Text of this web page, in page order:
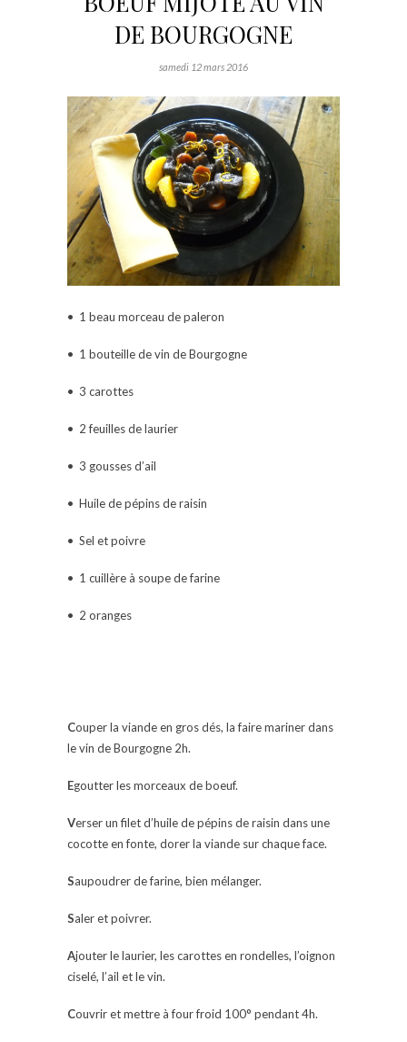
DE BOURGOGNE
samedi 12 mars 2016
• 1 beau morceau de paleron
• 1 bouteille de vin de Bourgogne
• 3 carottes
• 2 feuilles de laurier
• 3 gousses d’ail
• Huile de pépins de raisin
• Sel et poivre
• 1 cuillère à soupe de farine
• 2 oranges
Couper la viande en gros dés, la faire mariner dans
le vin de Bourgogne 2h.
Egoutter les morceaux de boeuf.
Verser un filet d’huile de pépins de raisin dans une
cocotte en fonte, dorer la viande sur chaque face.
Saupoudrer de farine, bien mélanger.
Saler et poivrer.
Ajouter le laurier, les carottes en rondelles, l’oignon
ciselé, l’ail et le vin.
Couvrir et mettre à four froid 100° pendant 4h.